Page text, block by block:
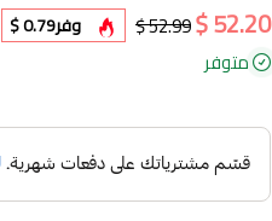
52.20 $
52.99 $ وفر0.79 $
متوفر